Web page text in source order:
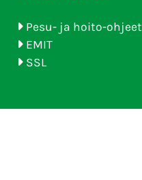
Pesu- ja hoito-ohjeet
EMIT
SSL